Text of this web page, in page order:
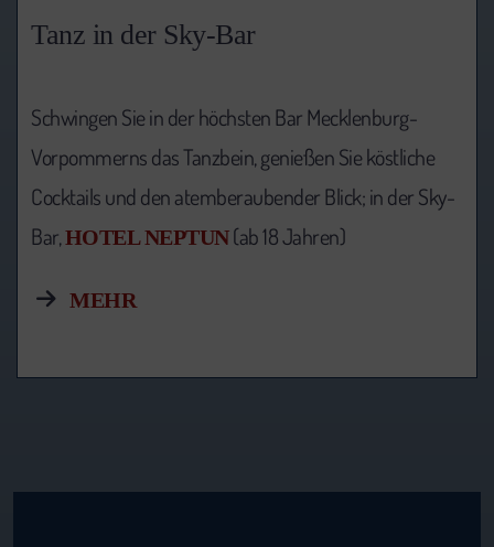
Tanz in der Sky-Bar
Schwingen Sie in der höchsten Bar Mecklenburg-
Vorpommerns das Tanzbein, genießen Sie köstliche
Cocktails und den atemberaubender Blick; in der Sky-
Bar,HOTEL NEPTUN(ab 18 Jahren)
MEHR